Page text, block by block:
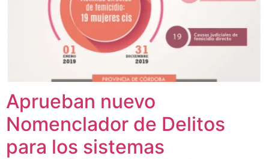
Aprueban nuevo
Nomenclador de Delitos
para los sistemas